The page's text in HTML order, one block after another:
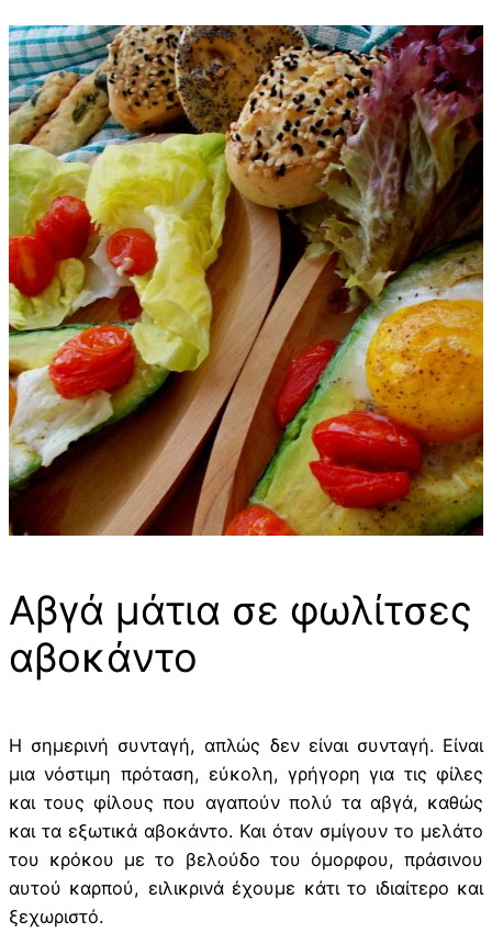
Αβγά μάτια σε φωλίτσες
αβοκάντο
Η σημερινή συνταγή, απλώς δεν είναι συνταγή. Είναι
μια νόστιμη πρόταση, εύκολη, γρήγορη για τις φίλες
και τους φίλους που αγαπούν πολύ τα αβγά, καθώς
και τα εξωτικά αβοκάντο. Και όταν σμίγουν το μελάτο
του κρόκου με το βελούδο του όμορφου, πράσινου
αυτού καρπού, ειλικρινά έχουμε κάτι το ιδιαίτερο και
ξεχωριστό.